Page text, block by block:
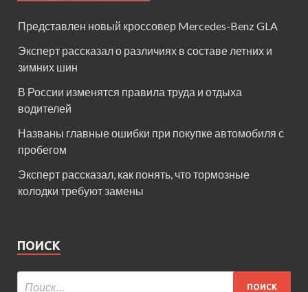
Представлен новый кроссовер Mercedes-Benz GLA
Эксперт рассказал о различиях в составе летних и
зимних шин
В России изменятся правила труда и отдыха
водителей
Названы главные ошибки при покупке автомобиля с
пробегом
Эксперт рассказал, как понять, что тормозные
колодки требуют замены
ПОИСК